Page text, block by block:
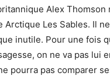
Alex Thomson
Arctique Les Sables. Il
inutile. Pour une fois
on ne va pas lui
pourra pas comparer